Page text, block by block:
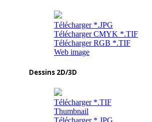
Télécharger *.JPG
Télécharger CMYK *.TIF
Télécharger RGB *.TIF
Web image
Dessins 2D/3D
Télécharger *.TIF
Thumbnail
Télécharger *.JPG